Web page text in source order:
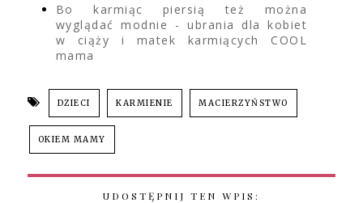
Bo karmiąc piersią też można
wyglądać modnie - ubrania dla kobiet
w ciąży i matek karmiących COOL
mama
DZIECI KARMIENIE MACIERZYŃSTWO
OKIEM MAMY
UDOSTĘPNIJ TEN WPIS: